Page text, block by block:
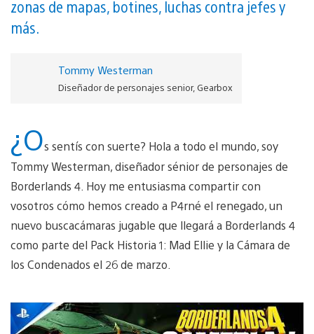
zonas de mapas, botines, luchas contra jefes y
más.
Tommy Westerman
Diseñador de personajes senior, Gearbox
¿Os sentís con suerte? Hola a todo el mundo, soy
Tommy Westerman, diseñador sénior de personajes de
Borderlands 4. Hoy me entusiasma compartir con
vosotros cómo hemos creado a P4rné el renegado, un
nuevo buscacámaras jugable que llegará a Borderlands 4
como parte del Pack Historia 1: Mad Ellie y la Cámara de
los Condenados el 26 de marzo.